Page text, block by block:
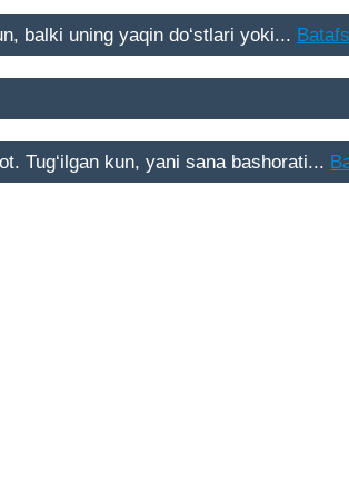
balki uning yaqin do‘stlari yoki...
Tug‘ilgan kun, yani sana bashorati...